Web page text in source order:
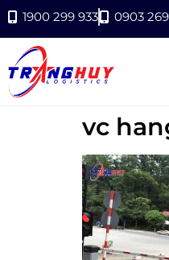
1900 299 933 0903
vc